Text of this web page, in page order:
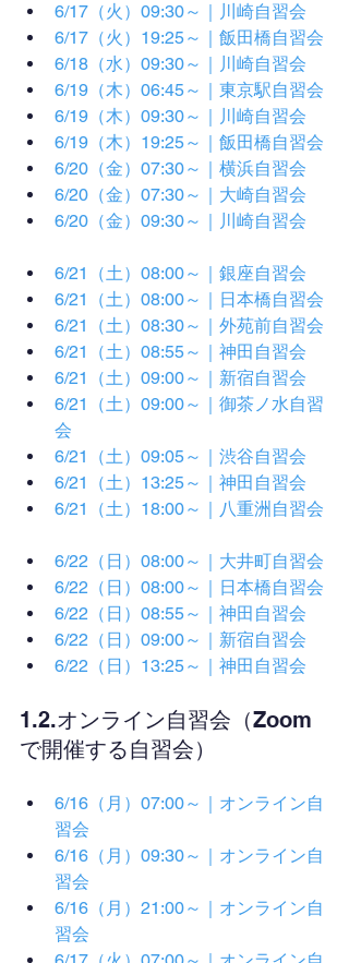
6/17（火）09:30～｜川崎自習会
6/17（火）19:25～｜飯田橋自習会
6/18（水）09:30～｜川崎自習会
6/19（木）06:45～｜東京駅自習会
6/19（木）09:30～｜川崎自習会
6/19（木）19:25～｜飯田橋自習会
6/20（金）07:30～｜横浜自習会
6/20（金）07:30～｜大崎自習会
6/20（金）09:30～｜川崎自習会
6/21（土）08:00～｜銀座自習会
6/21（土）08:00～｜日本橋自習会
6/21（土）08:30～｜外苑前自習会
6/21（土）08:55～｜神田自習会
6/21（土）09:00～｜新宿自習会
6/21（土）09:00～｜御茶ノ水自習
会
6/21（土）09:05～｜渋谷自習会
6/21（土）13:25～｜神田自習会
6/21（土）18:00～｜八重洲自習会
6/22（日）08:00～｜大井町自習会
6/22（日）08:00～｜日本橋自習会
6/22（日）08:55～｜神田自習会
6/22（日）09:00～｜新宿自習会
6/22（日）13:25～｜神田自習会
1.2.オンライン自習会（Zoom
で開催する自習会）
6/16（月）07:00～｜オンライン自
習会
6/16（月）09:30～｜オンライン自
習会
6/16（月）21:00～｜オンライン自
習会